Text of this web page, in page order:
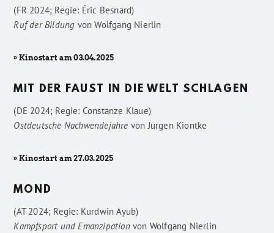
(FR 2024; Regie: Éric Besnard)
Ruf der Bildung vonWolfgang Nierlin
» Kinostart am 03.04.2025
MIT DER FAUST IN DIE WELT SCHLAGEN
(DE 2024; Regie: Constanze Klaue)
Ostdeutsche Nachwendejahre vonJürgen Kiontke
» Kinostart am 27.03.2025
MOND
(AT 2024; Regie: Kurdwin Ayub)
Kampfsport und Emanzipationvon Wolfgang Nierlin